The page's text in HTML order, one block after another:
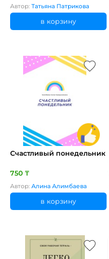
Автор: Татьяна Патрикова
в корзину
Счастливый понедельник
750 ₸
Автор: Алина Алимбаева
в корзину